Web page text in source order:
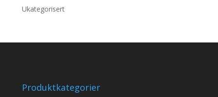
Ukategorisert
Produktkategorier